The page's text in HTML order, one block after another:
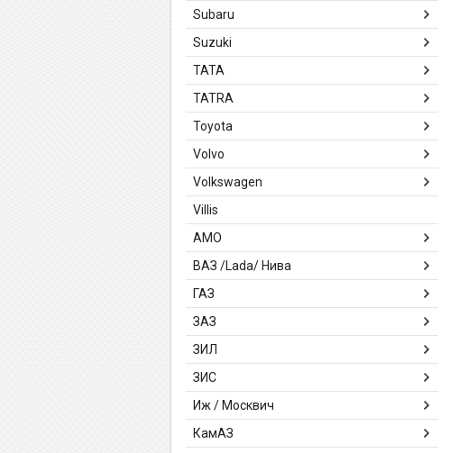
Subaru
Suzuki
TATA
TATRA
Toyota
Volvo
Volkswagen
Villis
АМО
ВАЗ /Lada/ Нива
ГАЗ
ЗАЗ
ЗИЛ
ЗИС
Иж / Москвич
КамАЗ